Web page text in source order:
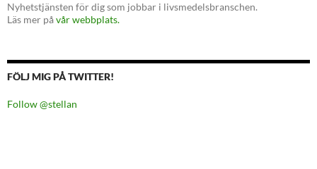
Nyhetstjänsten för dig som jobbar i livsmedelsbranschen.
Läs mer påvår webbplats.
FÖLJ MIG PÅ TWITTER!
Follow @stellan